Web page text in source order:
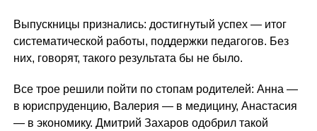
Выпускницы признались: достигнутый успех — итог
систематической работы, поддержки педагогов. Без
них, говорят, такого результата бы не было.
Все трое решили пойти по стопам родителей: Анна —
в юриспруденцию, Валерия — в медицину, Анастасия
— в экономику. Дмитрий Захаров одобрил такой